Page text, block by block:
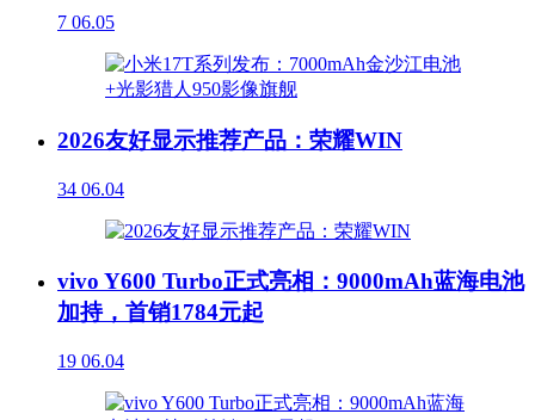
7 06.05
2026友好显示推荐产品：荣耀WIN
34 06.04
vivo Y600 Turbo正式亮相：9000mAh蓝海电池
加持，首销1784元起
19 06.04